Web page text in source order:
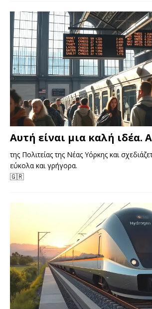
Αυτή είναι μια καλή ιδέα.
της Πολιτείας της Νέας Υόρκης και
εύκολα και γρήγορα.
🇬🇷